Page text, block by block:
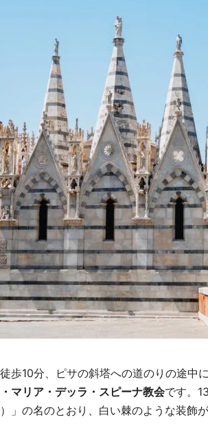
歩10分、ピサの斜塔への道のりの途中
マリア・デッラ・スピーナ教会です。
」の名のとおり、白い棘のような装飾が